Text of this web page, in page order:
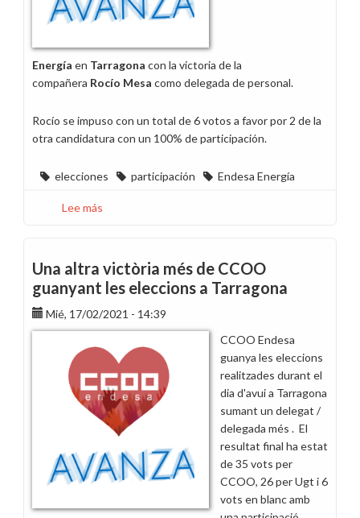
Energía en Tarragona con la victoria de la
compañera Rocío Mesa como delegada de personal.
Rocío se impuso con un total de 6 votos a favor por 2 de la
otra candidatura con un 100% de participación.
elecciones participación Endesa Energía
Lee más
las
elecciones
sindicales
en
Endesa
Energía
Cataluña
Una altra victòria més de CCOO
guanyant les eleccions a Tarragona
Mié, 17/02/2021 - 14:39
CCOO Endesa
guanya les eleccions
realitzades durant el
dia d'avui a Tarragona
sumant un delegat /
delegada més . El
resultat final ha estat
de 35 vots per
CCOO, 26 per Ugt i 6
vots en blanc amb